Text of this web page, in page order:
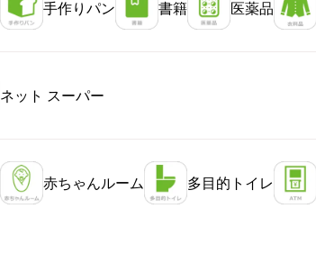
手作りパン 書籍 医薬品
ネット スーパー
赤ちゃんルーム 多目的トイレ